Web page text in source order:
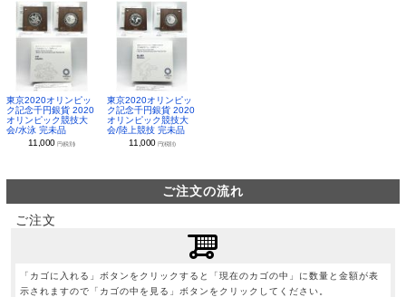
東京2020オリンピッ
ク記念千円銀貨 2020
オリンピック競技大
会/水泳 完未品
11,000円(税別)
東京2020オリンピッ
ク記念千円銀貨 2020
オリンピック競技大
会/陸上競技 完未品
11,000 円(税別)
ご注文の流れ
ご注文
「カゴに入れる」ボタンをクリックすると「現在のカゴの中」に数量と金額が表
示されますので「カゴの中を見る」ボタンをクリックしてください。